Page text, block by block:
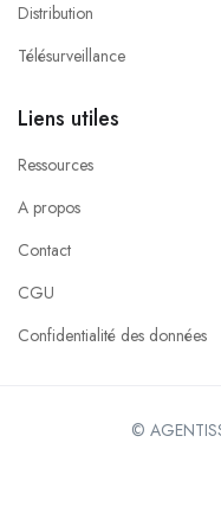
Distribution
Télésurveillance
Liens utiles
Ressources
A propos
Contact
CGU
Confidentialité des données
©